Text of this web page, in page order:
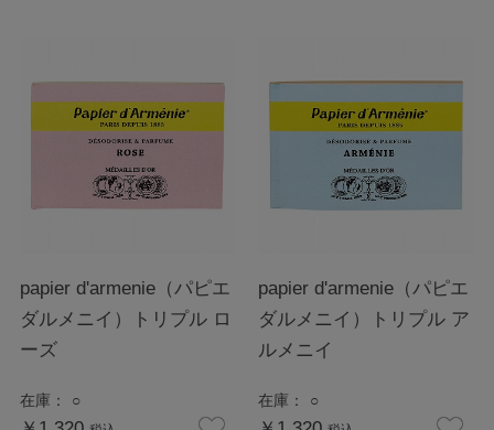
papier d'armenie（パピエ
ダルメニイ）トリプル ロ
ーズ
在庫： ○
papier d'armenie（パピエ
ダルメニイ）トリプル ア
ルメニイ
在庫： ○